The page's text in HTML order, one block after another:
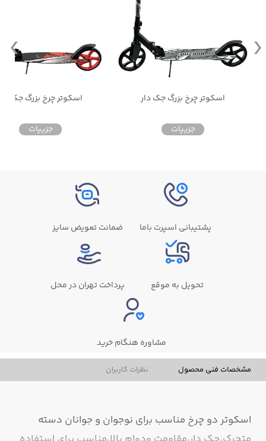
اسکوتر چرخ بزرگ جک دار
جزییات
اسکوتر چرخ بزرگ جک
جزییات
پشتیبانی اسپرت باما ضمانت تعویض سایز
تحویل به موقع پرداخت تهران در محل
مشاوره هنگام خرید
مشخصات فنی محصول نظرات کاربران
اسکوتر دو چرخ مناسب برای نوجوان و جوانان دسته